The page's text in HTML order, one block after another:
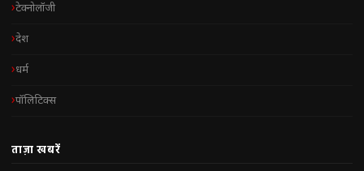
टेक्नोलॉजी
देश
धर्म
पॉलिटिक्स
ताज़ा खबरें